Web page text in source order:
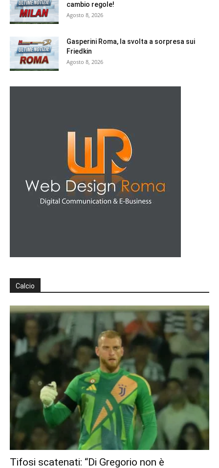
cambio regole!
Agosto 8, 2026
Gasperini Roma, la svolta a sorpresa sui
Friedkin
Agosto 8, 2026
Calcio
Tifosi scatenati: “Di Gregorio non è